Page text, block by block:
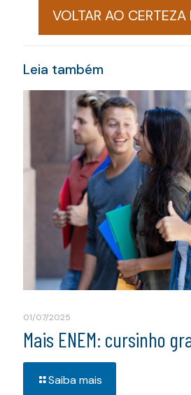
VOLTAR AO
Leia também
01/07/2025
Mais ENEM: cursinho
Saiba mais